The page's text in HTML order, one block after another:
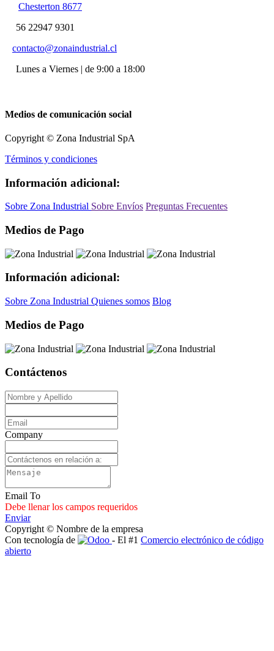
Chesterton 8677
56 22947 9301
contacto@zonaindustrial.cl
Lunes a Viernes | de 9:00 a 18:00
Medios de comunicación social
Copyright © Zona Industrial SpA
Términos y condiciones
Información adicional:
Sobre Zona Industrial Sobre Envíos Preguntas Frecuentes
Medios de Pago
Información adicional:
Sobre Zona Industrial Quienes somos Blog
Medios de Pago
Contáctenos
Company
Email To
Debe llenar los campos requeridos
Enviar
Copyright © Nombre de la empresa
Con tecnología de
- El #1 Comercio electrónico de código
abierto